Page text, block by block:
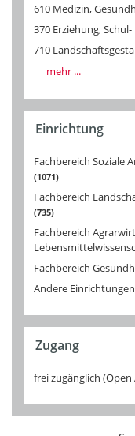
610 Medizin,
370 Erziehung,
710
mehr ...
Einrichtung
Fachbereich Soziale
1071
Fachbereich
735
Fachbereich
Fachbereich
Andere Einrichtungen
Zugang
frei zugänglich (Open